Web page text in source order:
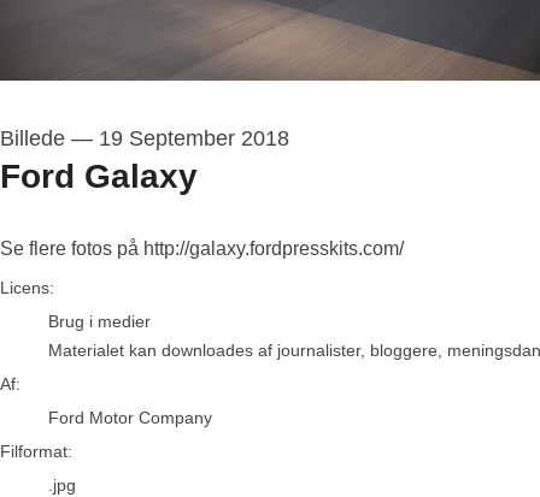
Billede — 19 September 2018
Ford Galaxy
Se flere fotos på http://galaxy.fordpresskits.com/
Ford Motor Company
Licens:
Brug i medier
Materialet kan downloades af journalister, bloggere,
Af:
Ford Motor Company
Filformat:
.jpg